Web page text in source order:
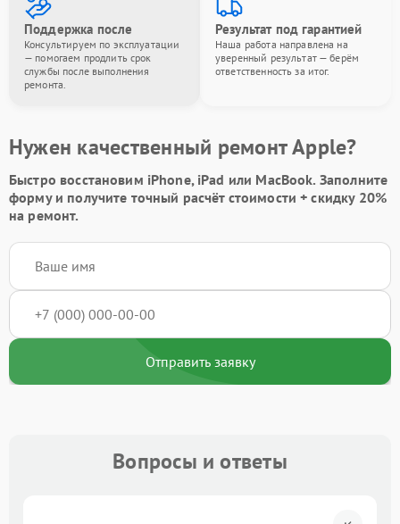
Поддержка после
Консультируем по эксплуатации
— помогаем продлить срок
службы после выполнения
ремонта.
Результат под гарантией
Наша работа направлена на
уверенный результат — берём
ответственность за итог.
Нужен качественный ремонт Apple?
Быстро восстановим iPhone, iPad или MacBook. Заполните
формуи получите точный расчёт стоимости +скидку 20%
на ремонт.
Отправить заявку
Вопросы и ответы